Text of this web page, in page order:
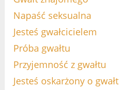
Napaść seksualna
Jesteś gwałcicielem
Próba gwałtu
Przyjemność z gwałtu
Jesteś oskarżony o gwałt